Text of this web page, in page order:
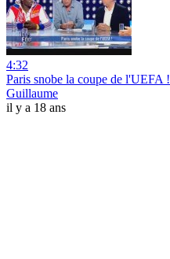
4:32
Paris snobe la coupe de l'UEFA !
Guillaume
il y a 18 ans